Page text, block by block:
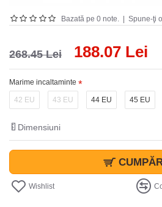
Bazată pe 0 note. Spune-ţi
188.07 Lei
268.45 Lei
Marime incaltaminte
42 EU 43 EU 44 EU 45 EU
Dimensiuni
Wishlist